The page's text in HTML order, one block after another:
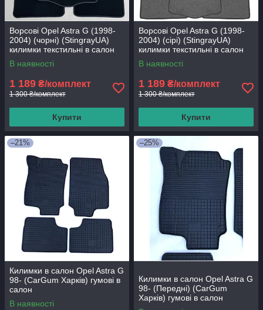
Ворсові Opel Astra G (1998-
2004) (чорні) (StingrayUA)
килимки текстильні в салон
авто
В наявності
1 189 ₴/комплект
1 300 ₴/комплект
Купити
Ворсові Opel Astra G (1998-
2004) (сірі) (StingrayUA)
килимки текстильні в салон
авто
В наявності
1 189 ₴/комплект
1 300 ₴/комплект
Купити
–21%
Килимки в салон Opel Astra G
98- (CarGum Харків) гумові в
салон
В наявності
–25%
Килимки в салон Opel Astra G
98- (Передні) (CarGum
Харків) гумові в салон